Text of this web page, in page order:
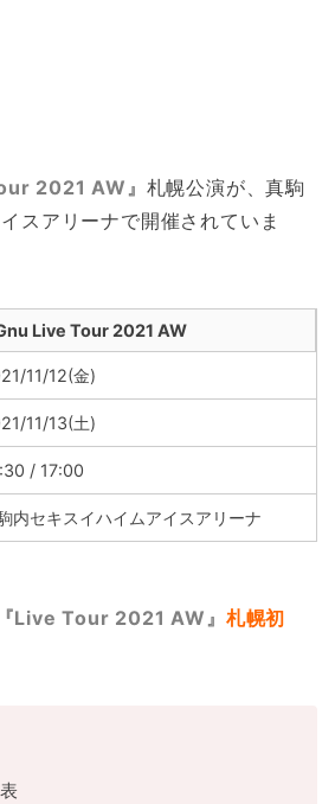
2021 AW』 札幌公演が、真駒
スアリーナで開催されていま
Live Tour 2021 AW
11/12(金)
11/13(土)
/ 17:00
内セキスイハイムアイスアリーナ
Live Tour 2021 AW』 札幌初